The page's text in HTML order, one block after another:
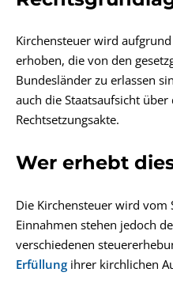
Kirchensteuer wird
erhoben, die von den
Bundesländer zu erlassen
auch die Staatsaufsicht
Rechtsetzungsakte.
Wer erhebt
Die Kirchensteuer wird vom
Einnahmen stehen jedoch
verschiedenen
Erfüllung ihrer kirchlichen